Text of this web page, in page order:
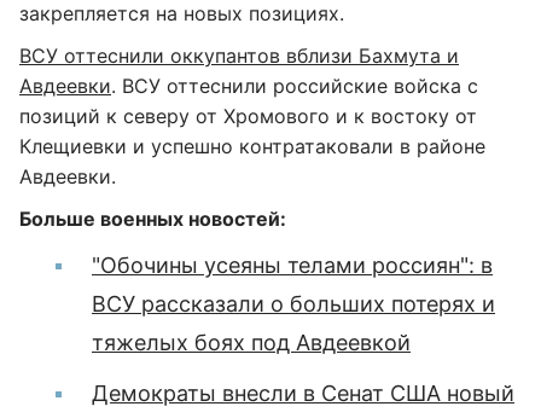
закрепляется на новых позициях.
ВСУ оттеснили оккупантов вблизи Бахмута и
Авдеевки. ВСУ оттеснили российские войска с
позиций к северу от Хромового и к востоку от
Клещиевки и успешно контратаковали в районе
Авдеевки.
Больше военных новостей:
"Обочины усеяны телами россиян": в
ВСУ рассказали о больших потерях и
тяжелых боях под Авдеевкой
Демократы внесли в Сенат США новый